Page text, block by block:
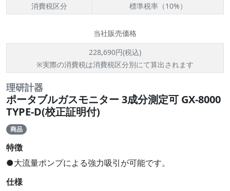
消費税区分
標準税率（10%）
当社販売価格
228,690円(税込)
※実際の消費税は消費税区分別にて算出されます
理研計器
ポータブルガスモニター 3成分測定可 GX-8000
TYPE-D(校正証明付)
商品
特徴
●大流量ポンプによる強力吸引が可能です。
仕様